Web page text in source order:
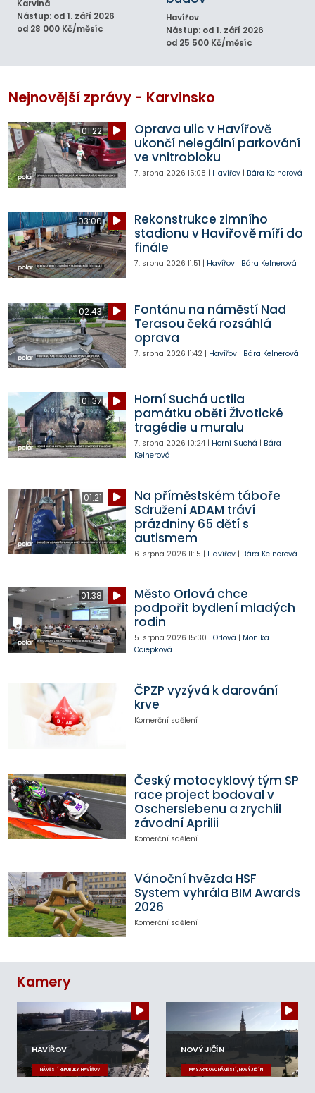
Karviná
Nástup: od 1. září 2026
od 28 000 Kč/měsíc
Havířov
Nástup: od 1. září 2026
od 25 500 Kč/měsíc
Nejnovější zprávy - Karvinsko
01:22
Oprava ulic v Havířově
ukončí nelegální parkování
ve vnitrobloku
7. srpna 2026 15:08 | Havířov| Bára Kelnerová
03:00
Rekonstrukce zimního
stadionu v Havířově míří do
finále
7. srpna 2026 11:51 | Havířov| Bára Kelnerová
02:43
Fontánu na náměstí Nad
Terasou čeká rozsáhlá
oprava
7. srpna 2026 11:42| Havířov| Bára Kelnerová
01:37
Horní Suchá uctila
památku obětí Životické
tragédie u muralu
7. srpna 2026 10:24| Horní Suchá | Bára
Kelnerová
01:21
Na příměstském táboře
Sdružení ADAM tráví
prázdniny 65 dětí s
autismem
6. srpna 2026 11:15 | Havířov| Bára Kelnerová
01:38
Město Orlová chce
podpořit bydlení mladých
rodin
5. srpna 2026 15:30 | Orlová | Monika
Ociepková
ČPZP vyzývá k darování
krve
Komerční sdělení
Český motocyklový tým SP
race project bodoval v
Oscherslebenu a zrychlil
závodní Aprilii
Komerční sdělení
Vánoční hvězda HSF
System vyhrála BIM Awards
2026
Komerční sdělení
Kamery
HAVÍŘOV
NÁMĚSTÍ REPUBLIKY, HAVÍŘOV
NOVÝ JIČÍN
MASARYKOVO NÁMĚSTÍ, NOVÝ JIČÍN